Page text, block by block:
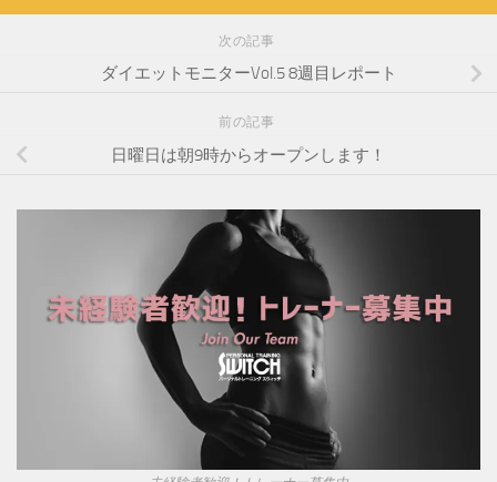
次の記事
ダイエットモニターVol.5 8週目レポート
前の記事
日曜日は朝9時からオープンします！